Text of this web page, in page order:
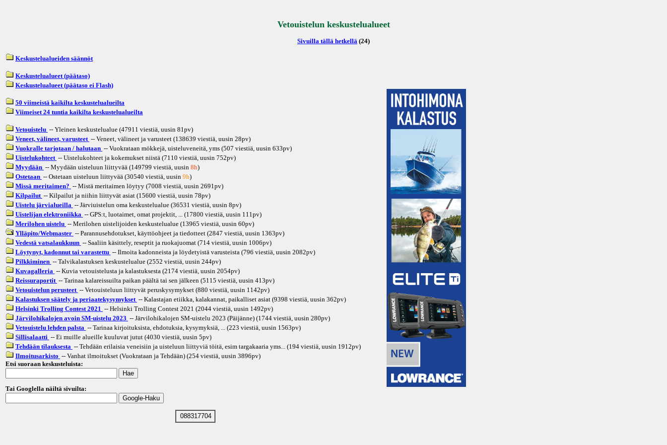
Vetouistelun keskustelualueet
Sivuilla tällä hetkellä (24)
Keskustelualueiden säännöt
Keskustelualueet (päätaso)
Keskustelualueet (päätaso ei Flash)
50 viimeistä kaikilta keskustelualueilta
Viimeiset 24 tuntia kaikilta keskustelualueilta
Vetouistelu -- Yleinen keskustelualue (47911 viestiä, uusin 81pv)
Veneet, välineet, varusteet -- Veneet, välineet ja varusteet (138639 viestiä, uusin 28pv)
Vuokralle tarjotaan / halutaan -- Vuokrataan mökkejä, uisteluveneitä, yms (507 viestiä, uusin 633pv)
Uistelukohteet -- Uistelukohteet ja kokemukset niistä (7110 viestiä, uusin 752pv)
Myydään -- Myydään uisteluun liittyvää (149799 viestiä, uusin 8h)
Ostetaan -- Ostetaan uisteluun liittyvää (30540 viestiä, uusin 9h)
Missä meritaimen? -- Mistä meritaimen löytyy (7008 viestiä, uusin 2691pv)
Kilpailut -- Kilpailut ja niihin liittyvät asiat (15600 viestiä, uusin 78pv)
Uistelu järvialueilla -- Järviuistelun oma keskustelualue (36531 viestiä, uusin 8pv)
Uistelijan elektroniikka -- GPS:t, luotaimet, omat projektit, ... (17800 viestiä, uusin 111pv)
Merilohen uistelu -- Merilohen uistelijoiden keskustelualue (13965 viestiä, uusin 60pv)
Ylläpito/Webmaster -- Parannusehdotukset, käyttöohjeet ja tiedotteet (2847 viestiä, uusin 1363pv)
Vedestä vatsalaukkuun -- Saaliin käsittely, reseptit ja ruokajuomat (714 viestiä, uusin 1006pv)
Löytynyt, kadonnut tai varastettu -- Ilmoita kadonneista ja löydetyistä varusteista (796 viestiä, uusin 2082pv)
Pilkkiminen -- Talvikalastuksen keskustelualue (2552 viestiä, uusin 244pv)
Kuvagalleria -- Kuvia vetouistelusta ja kalastuksesta (2174 viestiä, uusin 2054pv)
Reissuraportit -- Tarinaa kalareissuilta paikan päältä tai sen jälkeen (5115 viestiä, uusin 413pv)
Vetouistelun perusteet -- Vetouisteluun liittyvät peruskysymykset (880 viestiä, uusin 1142pv)
Kalastuksen säätely ja periaatekysymykset -- Kalastajan etiikka, kalakannat, paikalliset asiat (9398 viestiä, uusin 362pv)
Helsinki Trolling Contest 2021 -- Helsinki Trolling Contest 2021 (2044 viestiä, uusin 1492pv)
Järvilohikalojen avoin SM-uistelu 2023 -- Järvilohikalojen SM-uistelu 2023 (Päijänne) (1744 viestiä, uusin 280pv)
Vetouistelu lehden palsta -- Tarinaa kirjoituksista, ehdotuksia, kysymyksiä, ... (223 viestiä, uusin 1563pv)
Sillisalaatti -- Ei muille alueille kuuluvat jutut (4030 viestiä, uusin 5pv)
Tehdään tilauksesta -- Tehdään erilaisia veneisiin ja uisteluun liittyviä töitä, esim targakaaria yms... (194 viestiä, uusin 1912pv)
Ilmoitusarkisto -- Vanhat ilmoitukset (Vuokrataan ja Tehdään) (254 viestiä, uusin 3896pv)
Etsi suoraan keskusteluista:
Tai Googlella näiltä sivuilta:
088317704